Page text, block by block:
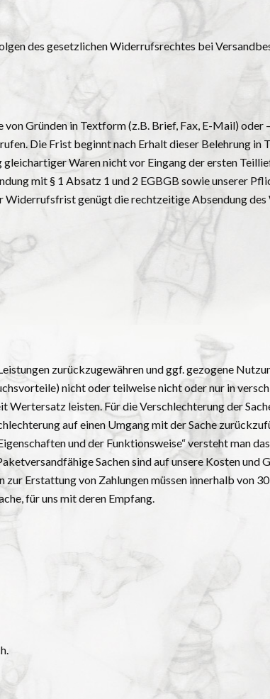
des gesetzlichen Widerrufsrechtes bei
Gründen in Textform (z.B. Brief, Fax, E-Mail) oder
Die Frist beginnt nach Erhalt dieser Belehrung in
Waren nicht vor Eingang der ersten
mit § 1 Absatz 1 und 2 EGBGB sowie unserer
genügt die rechtzeitige Absendung des
zurückzugewähren und ggf. gezogene
nicht oder teilweise nicht oder nur in
Wertersatz leisten. Für die Verschlechterung der
auf einen Umgang mit der Sache
und der Funktionsweise“ versteht man
Sachen sind auf unsere Kosten und
Erstattung von Zahlungen müssen innerhalb von
für uns mit deren Empfang.